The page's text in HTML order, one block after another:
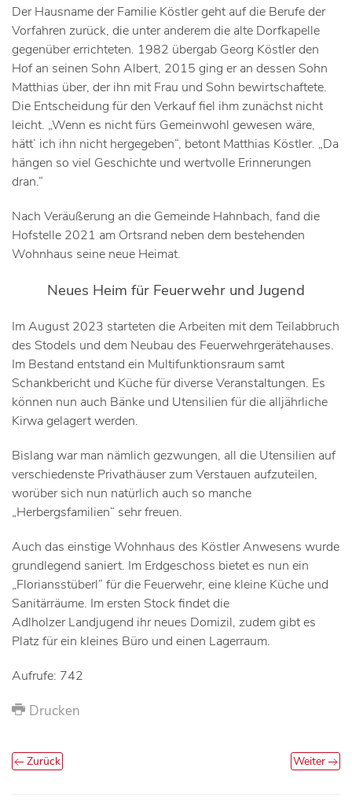
Der Hausname der Familie Köstler geht auf die Berufe der
Vorfahren zurück, die unter anderem die alte Dorfkapelle
gegenüber errichteten. 1982 übergab Georg Köstler den
Hof an seinen Sohn Albert, 2015 ging er an dessen Sohn
Matthias über, der ihn mit Frau und Sohn bewirtschaftete.
Die Entscheidung für den Verkauf fiel ihm zunächst nicht
leicht. „Wenn es nicht fürs Gemeinwohl gewesen wäre,
hätt‘ ich ihn nicht hergegeben“, betont Matthias Köstler. „Da
hängen so viel Geschichte und wertvolle Erinnerungen
dran.“
Nach Veräußerung an die Gemeinde Hahnbach, fand die
Hofstelle 2021 am Ortsrand neben dem bestehenden
Wohnhaus seine neue Heimat.
Neues Heim für Feuerwehr und Jugend
Im August 2023 starteten die Arbeiten mit dem Teilabbruch
des Stodels und dem Neubau des Feuerwehrgerätehauses.
Im Bestand entstand ein Multifunktionsraum samt
Schankbericht und Küche für diverse Veranstaltungen. Es
können nun auch Bänke und Utensilien für die alljährliche
Kirwa gelagert werden.
Bislang war man nämlich gezwungen, all die Utensilien auf
verschiedenste Privathäuser zum Verstauen aufzuteilen,
worüber sich nun natürlich auch so manche
„Herbergsfamilien“ sehr freuen.
Auch das einstige Wohnhaus des Köstler Anwesens wurde
grundlegend saniert. Im Erdgeschoss bietet es nun ein
„Floriansstüberl“ für die Feuerwehr, eine kleine Küche und
Sanitärräume. Im ersten Stock findet die
Adlholzer Landjugend ihr neues Domizil, zudem gibt es
Platz für ein kleines Büro und einen Lagerraum.
Aufrufe: 742
Drucken
Zurück Weiter